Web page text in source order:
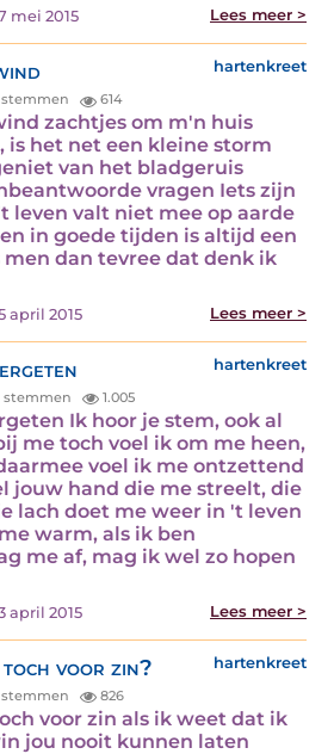
mei 2015 Lees meer >
hartenkreet
stemmen 614
zachtjes om m'n huis
is het net een kleine storm
van het bladgeruis
vragen Iets zijn
leven valt niet mee op aarde
in goede tijden is altijd een
men dan tevree dat denk ik
april 2015 Lees meer >
hartenkreet
stemmen 1.005
Ik hoor je stem, ook al
me toch voel ik om me heen,
voel ik me ontzettend
jouw hand die me streelt, die
lach doet me weer in 't leven
warm, als ik ben
me af, mag ik wel zo hopen
april 2015 Lees meer >
voor zin? hartenkreet
stemmen 826
voor zin als ik weet dat ik
jou nooit kunnen laten